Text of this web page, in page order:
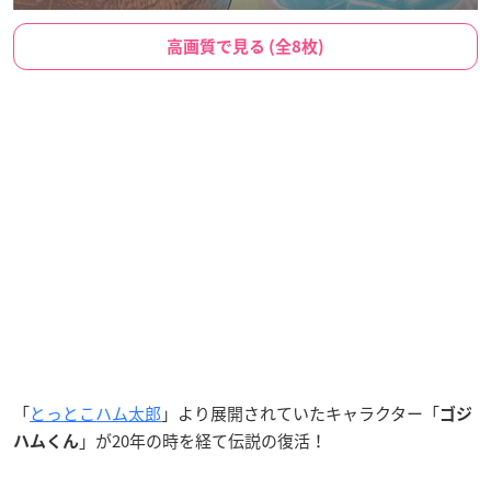
高画質で見る (全8枚)
「とっとこハム太郎 」より展開されていたキャラクター「ゴジ
ハムくん 」が20年の時を経て伝説の復活！